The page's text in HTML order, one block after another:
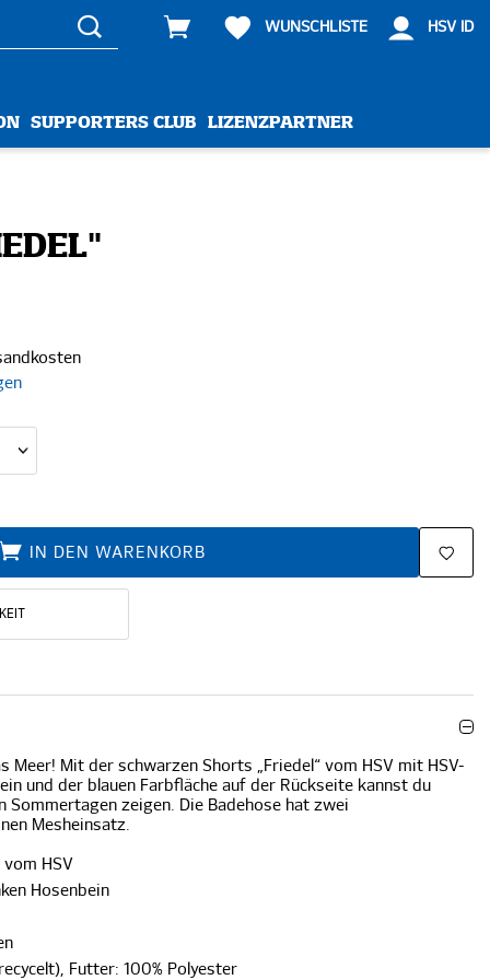
WUNSCHLISTE HSV ID
SUPPORTERS CLUB LIZENZPARTNER
IN DEN WARENKORB
Meer! Mit der schwarzen Shorts „Friedel“ vom HSV mit HSV-
und der blauen Farbfläche auf der Rückseite kannst du
Sommertagen zeigen. Die Badehose hat zwei
Mesheinsatz.
HSV
Hosenbein
Futter: 100% Polyester